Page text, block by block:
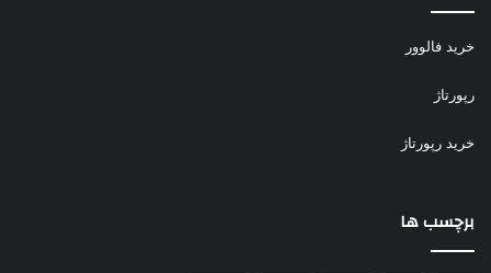
خرید فالوور
رپورتاژ
خرید رپورتاژ
برچسب ها